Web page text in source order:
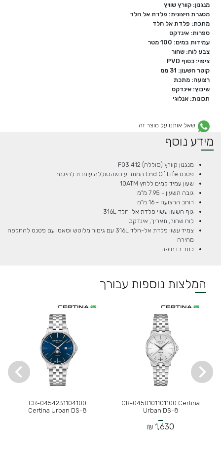
מנגנון: קוורץ שוויץ
מסגרת חיצונית: פלדת אל חלד
מתכת: פלדת אל חלד
ספרות: אינדקס
עמידות במים: 100 מטר
צבע לוח: שחור
ציפוי: כסוף PVD
קוטר השעון: 31 ממ
רצועה: מתכת
שיבוץ: אינדקס
תכונות: אנלוגי
שאל אותנו על מוצר זה
מידע נוסף
מנגנון קוורץ (סוללה) F03.412
פטנט End Of Life המתריע כשהסוללה עומדת להיגמר
שעון עמיד למים ללחץ 10ATM
גובה השעון - 7.95 מ"מ
רוחב הרצועה - 16 מ"מ
גוף השעון עשוי פלדת אל-חלד 316L
לוח שחור, תאריך, אינדקס
צמיד עשוי פלדת אל-חלד 316L עם גימור מלוטש וסאטן עם פטנט להחלפה
מהירה
כתר בדחיפה
המלצות נוספות עבורך
CR-0450101101100 Certina
Urban DS-8
1,630 ₪
CR-0454231104100
Certina Urban DS-8